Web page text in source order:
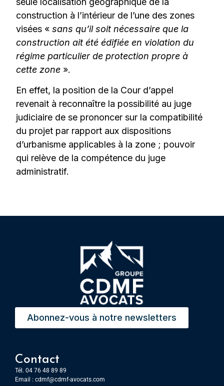
construction à l’intérieur de l’une des zones
visées «sans qu’il soit nécessaire que la
construction ait été édifiée en violation du
régime particulier de protection propre à
cette zone ».
En effet, la position de la Cour d’appel
revenait à reconnaître la possibilité au juge
judiciaire de se prononcer sur la compatibilité
du projet par rapport aux dispositions
d’urbanisme applicables à la zone ; pouvoir
qui relève de la compétence du juge
administratif.
Abonnez-vous à notre newsletters
Contact
Tél. 04 76 48 89 89
Email : cdmf@cdmf-avocats.com